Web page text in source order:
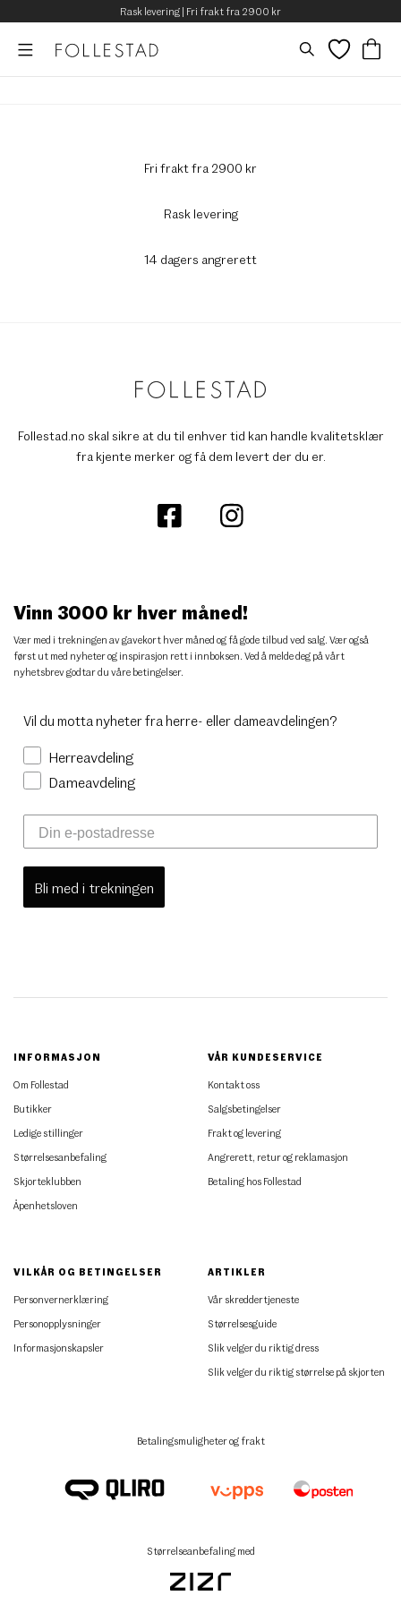
Rask levering | Fri frakt fra 2900 kr
Fri frakt fra 2900 kr
Rask levering
14 dagers angrerett
Follestad.no skal sikre at du til enhver tid kan handle kvalitetsklær
fra kjente merker og få dem levert der du er.
Vinn 3000 kr hver måned!
Vær med i trekningen av gavekort hver måned og få gode tilbud ved salg. Vær også
først ut med nyheter og inspirasjon rett i innboksen. Ved å melde deg på vårt
nyhetsbrev godtar du våre betingelser.
Vil du motta nyheter fra herre- eller dameavdelingen?
Herreavdeling
Dameavdeling
Bli med i trekningen
INFORMASJON
Om Follestad
Butikker
Ledige stillinger
Størrelsesanbefaling
Skjorteklubben
Åpenhetsloven
VÅR KUNDESERVICE
Kontakt oss
Salgsbetingelser
Frakt og levering
Angrerett, retur og reklamasjon
Betaling hos Follestad
VILKÅR OG BETINGELSER
Personvernerklæring
Personopplysninger
Informasjonskapsler
ARTIKLER
Vår skreddertjeneste
Størrelsesguide
Slik velger du riktig dress
Slik velger du riktig størrelse på skjorten
Betalingsmuligheter og frakt
Størrelseanbefaling med